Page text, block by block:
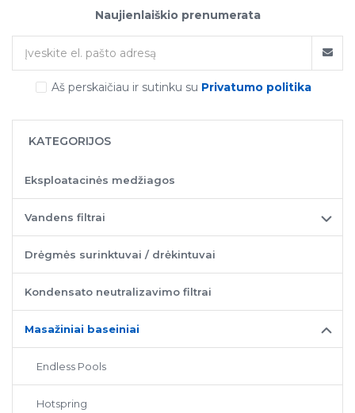
Naujienlaiškio prenumerata
Aš perskaičiau ir sutinku su Privatumo politika
KATEGORIJOS
Eksploatacinės medžiagos
Vandens filtrai
Drėgmės surinktuvai / drėkintuvai
Kondensato neutralizavimo filtrai
Masažiniai baseiniai
Endless Pools
Hotspring